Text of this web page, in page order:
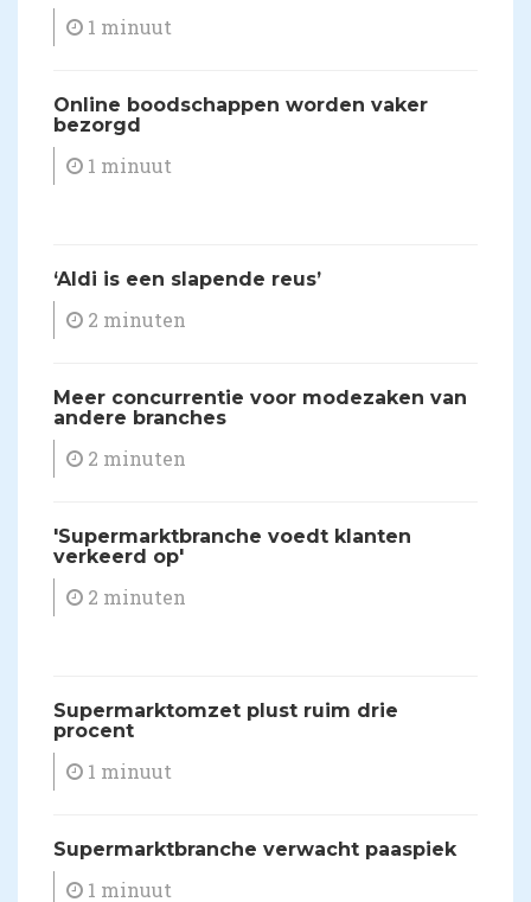
1 minuut
​Online boodschappen worden vaker
bezorgd
1 minuut
‘Aldi is een slapende reus’
2 minuten
Meer concurrentie voor modezaken van
andere branches
2 minuten
'Supermarktbranche voedt klanten
verkeerd op'
2 minuten
Supermarktomzet plust ruim drie
procent
1 minuut
Supermarktbranche verwacht paaspiek
1 minuut